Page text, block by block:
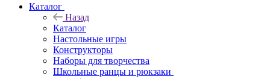
Каталог
Назад
Каталог
Настольные игры
Конструкторы
Наборы для творчества
Школьные ранцы и рюкзаки